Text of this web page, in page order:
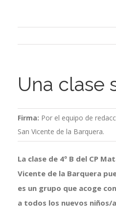
Una clase
Firma: Por el equipo de
San Vicente de la Barquera.
La clase de 4º B del CP
Vicente de la Barquera
es un grupo que acoge
a todos los nuevos niños/